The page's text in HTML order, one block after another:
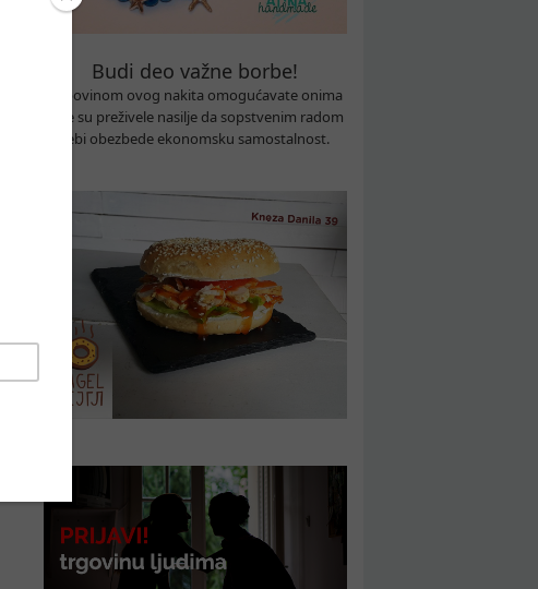
Budi deo važne borbe!
Kupovinom ovog nakita omogućavate onima
koje su preživele nasilje da sopstvenim radom
sebi obezbede ekonomsku samostalnost.